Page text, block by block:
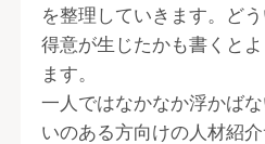
を整理していきます。ど
得意が生じたかも書くと
ます。
一人ではなかなか浮かば
いのある方向けの人材紹